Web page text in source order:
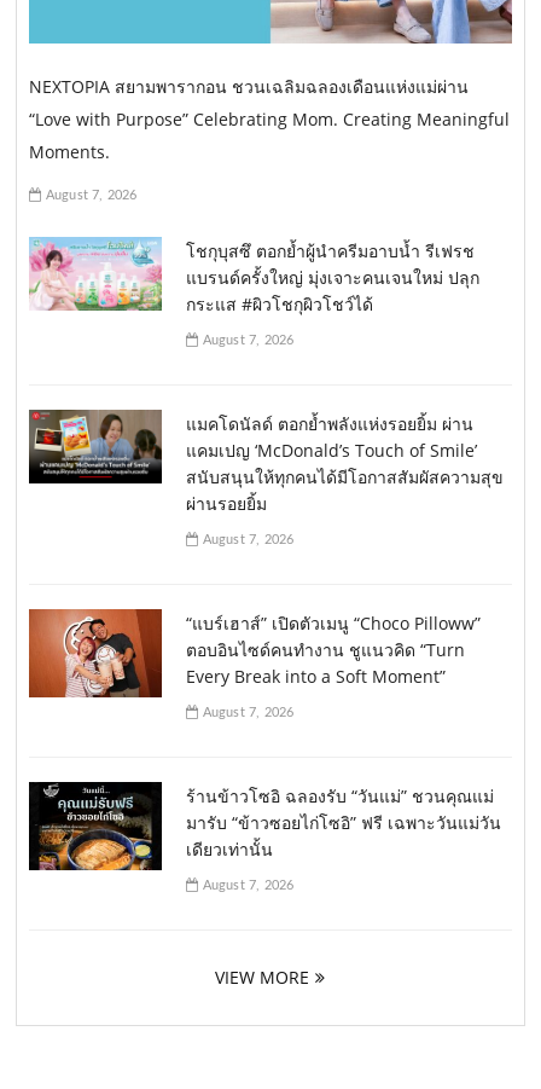
NEXTOPIA สยามพารากอน ชวนเฉลิมฉลองเดือนแห่งแม่ผ่าน
“Love with Purpose” Celebrating Mom. Creating Meaningful
Moments.
August 7, 2026
โชกุบุสซึ ตอกย้ำผู้นำครีมอาบน้ำ รีเฟรช
แบรนด์ครั้งใหญ่ มุ่งเจาะคนเจนใหม่ ปลุก
กระแส #ผิวโชกุผิวโชว์ได้
August 7, 2026
แมคโดนัลด์ ตอกย้ำพลังแห่งรอยยิ้ม ผ่าน
แคมเปญ ‘McDonald’s Touch of Smile’
สนับสนุนให้ทุกคนได้มีโอกาสสัมผัสความสุข
ผ่านรอยยิ้ม
August 7, 2026
“แบร์เฮาส์” เปิดตัวเมนู “Choco Pilloww”
ตอบอินไซด์คนทำงาน ชูแนวคิด “Turn
Every Break into a Soft Moment”
August 7, 2026
ร้านข้าวโซอิ ฉลองรับ “วันแม่” ชวนคุณแม่
มารับ “ข้าวซอยไก่โซอิ” ฟรี เฉพาะวันแม่วัน
เดียวเท่านั้น
August 7, 2026
VIEW MORE